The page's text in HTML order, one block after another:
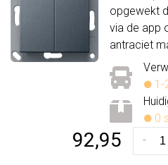
opgewekt
via de app
antraciet
1-
0
92,95 -